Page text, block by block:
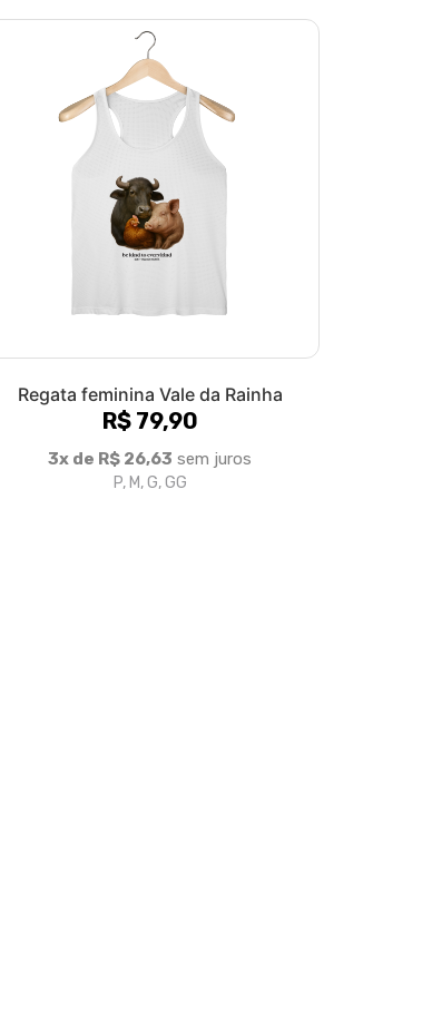
Regata feminina Vale da Rainha
R$ 79,90
3x de R$ 26,63 sem juros
P, M, G, GG